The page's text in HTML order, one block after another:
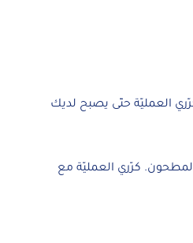
العمليّة حتّى يصبح لديك
كرّري العمليّة مع